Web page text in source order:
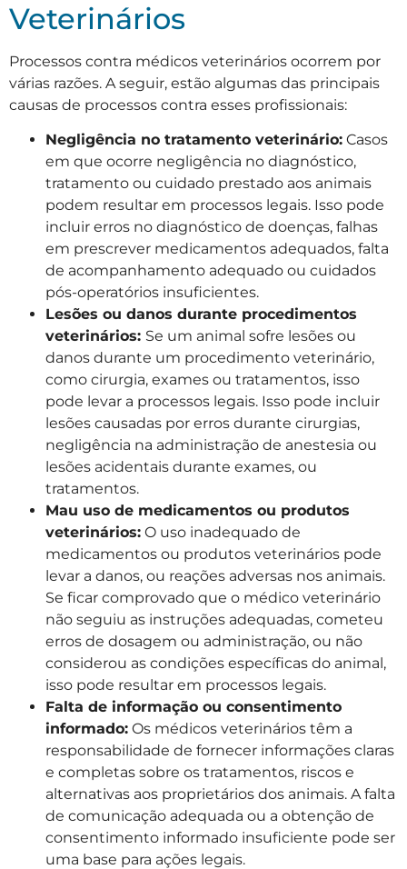
Veterinários
Processos contra médicos veterinários ocorrem por
várias razões. A seguir, estão algumas das principais
causas de processos contra esses profissionais:
Negligência no tratamento veterinário: Casos
em que ocorre negligência no diagnóstico,
tratamento ou cuidado prestado aos animais
podem resultar em processos legais. Isso pode
incluir erros no diagnóstico de doenças, falhas
em prescrever medicamentos adequados, falta
de acompanhamento adequado ou cuidados
pós-operatórios insuficientes.
Lesões ou danos durante procedimentos
veterinários: Se um animal sofre lesões ou
danos durante um procedimento veterinário,
como cirurgia, exames ou tratamentos, isso
pode levar a processos legais. Isso pode incluir
lesões causadas por erros durante cirurgias,
negligência na administração de anestesia ou
lesões acidentais durante exames, ou
tratamentos.
Mau uso de medicamentos ou produtos
veterinários: O uso inadequado de
medicamentos ou produtos veterinários pode
levar a danos, ou reações adversas nos animais.
Se ficar comprovado que o médico veterinário
não seguiu as instruções adequadas, cometeu
erros de dosagem ou administração, ou não
considerou as condições específicas do animal,
isso pode resultar em processos legais.
Falta de informação ou consentimento
informado: Os médicos veterinários têm a
responsabilidade de fornecer informações claras
e completas sobre os tratamentos, riscos e
alternativas aos proprietários dos animais. A falta
de comunicação adequada ou a obtenção de
consentimento informado insuficiente pode ser
uma base para ações legais.